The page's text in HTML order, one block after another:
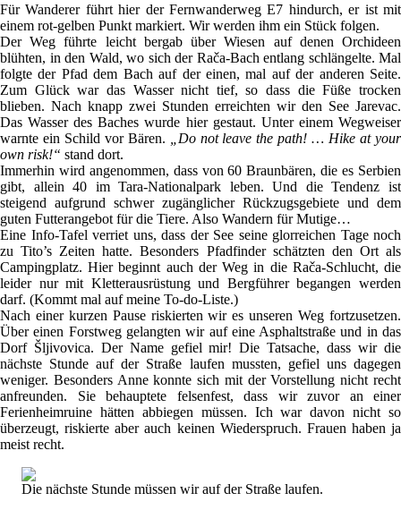
Für Wanderer führt hier der Fernwanderweg E7 hindurch, er ist mit
einem rot-gelben Punkt markiert. Wir werden ihm ein Stück folgen.
Der Weg führte leicht bergab über Wiesen auf denen Orchideen
blühten, in den Wald, wo sich der Rača-Bach entlang schlängelte. Mal
folgte der Pfad dem Bach auf der einen, mal auf der anderen Seite.
Zum Glück war das Wasser nicht tief, so dass die Füße trocken
blieben. Nach knapp zwei Stunden erreichten wir den See Jarevac.
Das Wasser des Baches wurde hier gestaut. Unter einem Wegweiser
warnte ein Schild vor Bären.
„Do not leave the path! … Hike at your
own risk!“ stand dort.
Immerhin wird angenommen, dass von 60 Braunbären, die es Serbien
gibt, allein 40 im Tara-Nationalpark leben. Und die Tendenz ist
steigend aufgrund schwer zugänglicher Rückzugsgebiete und dem
guten Futterangebot für die Tiere. Also Wandern für Mutige…
Eine Info-Tafel verriet uns, dass der See seine glorreichen Tage noch
zu Tito’s Zeiten hatte. Besonders Pfadfinder schätzten den Ort als
Campingplatz. Hier beginnt auch der Weg in die Rača-Schlucht, die
leider nur mit Kletterausrüstung und Bergführer begangen werden
darf. (Kommt mal auf meine To-do-Liste.)
Nach einer kurzen Pause riskierten wir es unseren Weg fortzusetzen.
Über einen Forstweg gelangten wir auf eine Asphaltstraße und in das
Dorf Šljivovica. Der Name gefiel mir! Die Tatsache, dass wir die
nächste Stunde auf der Straße laufen mussten, gefiel uns dagegen
weniger. Besonders Anne konnte sich mit der Vorstellung nicht recht
anfreunden. Sie behauptete felsenfest, dass wir zuvor an einer
Ferienheimruine hätten abbiegen müssen. Ich war davon nicht so
überzeugt, riskierte aber auch keinen Wiederspruch. Frauen haben ja
meist recht.
Die nächste Stunde müssen wir auf der Straße laufen.